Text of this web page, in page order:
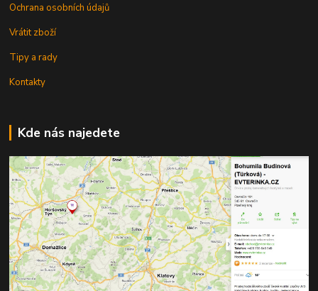
Ochrana osobních údajů
Vrátit zboží
Tipy a rady
Kontakty
Kde nás najedete